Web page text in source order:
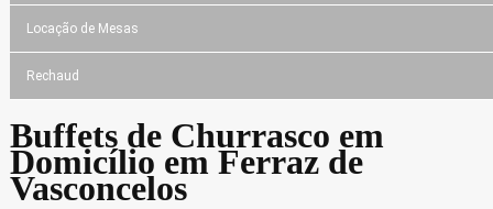
Locação de Mesas
Rechaud
Buffets de Churrasco em
Domicílio em Ferraz de
Vasconcelos